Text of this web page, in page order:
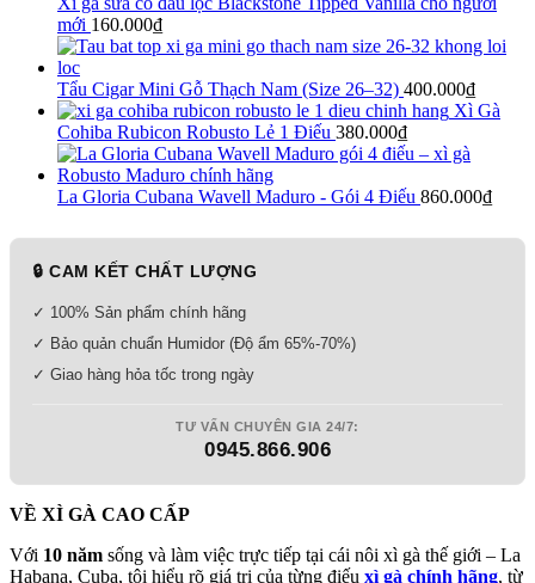
mới 160.000₫
Tẩu Cigar Mini Gỗ Thạch Nam (Size 26–32) 400.000₫
Xì Gà
Cohiba Rubicon Robusto Lẻ 1 Điếu 380.000₫
La Gloria Cubana Wavell Maduro - Gói 4 Điếu 860.000₫
🔒 CAM KẾT CHẤT LƯỢNG
✓ 100% Sản phẩm chính hãng
✓ Bảo quản chuẩn Humidor (Độ ẩm 65%-70%)
✓ Giao hàng hỏa tốc trong ngày
TƯ VẤN CHUYÊN GIA 24/7:
0945.866.906
VỀ XÌ GÀ CAO CẤP
Với 10 năm sống và làm việc trực tiếp tại cái nôi xì gà thế giới – La
Habana, Cuba, tôi hiểu rõ giá trị của từng điếu xì gà chính hãng, từ